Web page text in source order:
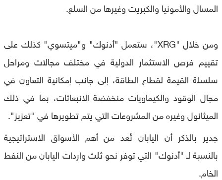
المسال والأمونيا والكبريت وغيرها من السلع.
ومن خلال "XRG"، ستعمل "أدنوك" و"ميتسوي" كذلك على
تقييم فرص الاستثمار الدولية في مختلف مجالات ومراحل
سلسلة القيمة لقطاع الطاقة، إلى جانب إمكانية التعاون في
مجال الوقود والكيماويات منخفضة الانبعاثات، بما في ذلك
الميثانول وغيره من المشروعات التي يتم تطويرها في "تعزيز".
جدير بالذكر أن اليابان تُعد من أهم الأسواق الاستراتيجية
بالنسبة لـ "أدنوك" التي توفر نحو ثلث واردات اليابان من النفط
الخام.